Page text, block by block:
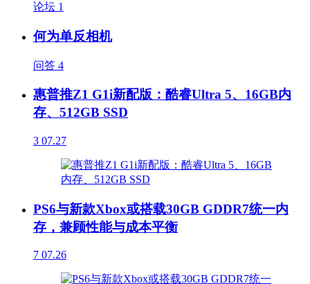
论坛 1
何为单反相机
问答 4
惠普推Z1 G1i新配版：酷睿Ultra 5、16GB内
存、512GB SSD
3 07.27
PS6与新款Xbox或搭载30GB GDDR7统一内
存，兼顾性能与成本平衡
7 07.26